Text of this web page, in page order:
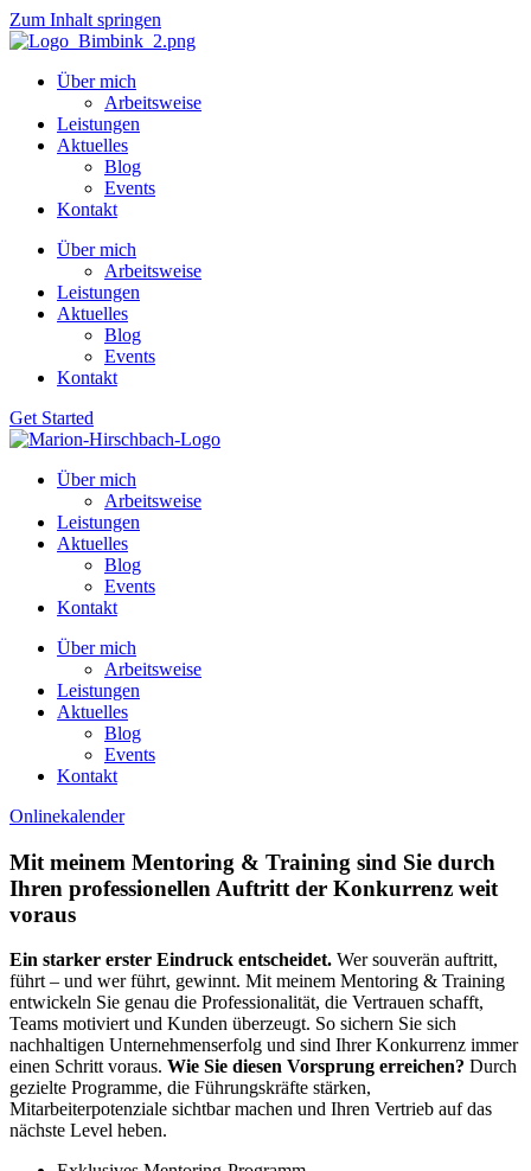
Zum Inhalt springen
Über mich
Arbeitsweise
Leistungen
Aktuelles
Blog
Events
Kontakt
Über mich
Arbeitsweise
Leistungen
Aktuelles
Blog
Events
Kontakt
Get Started
Über mich
Arbeitsweise
Leistungen
Aktuelles
Blog
Events
Kontakt
Über mich
Arbeitsweise
Leistungen
Aktuelles
Blog
Events
Kontakt
Onlinekalender
Mit meinem Mentoring & Training sind Sie durch
Ihren professionellen Auftritt der Konkurrenz weit
voraus
Ein starker erster Eindruck entscheidet. Wer souverän auftritt,
führt – und wer führt, gewinnt. Mit meinem Mentoring & Training
entwickeln Sie genau die Professionalität, die Vertrauen schafft,
Teams motiviert und Kunden überzeugt. So sichern Sie sich
nachhaltigen Unternehmenserfolg und sind Ihrer Konkurrenz immer
einen Schritt voraus. Wie Sie diesen Vorsprung erreichen? Durch
gezielte Programme, die Führungskräfte stärken,
Mitarbeiterpotenziale sichtbar machen und Ihren Vertrieb auf das
nächste Level heben.